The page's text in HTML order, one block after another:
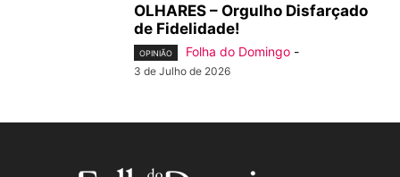
OLHARES – Orgulho Disfarçado
de Fidelidade!
OPINIÃO Folha do Domingo -
3 de Julho de 2026